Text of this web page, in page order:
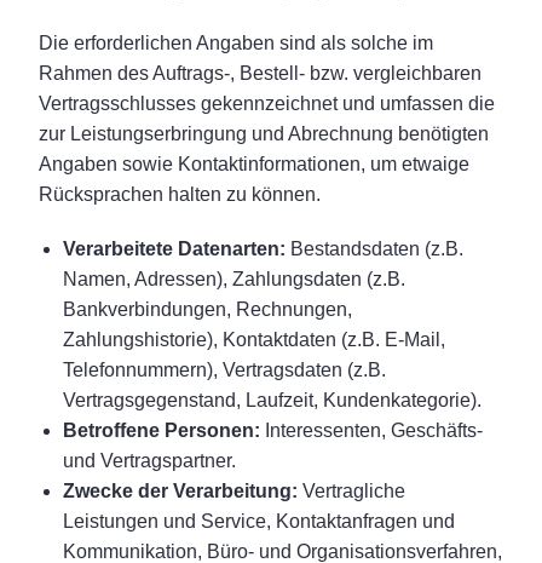
Die erforderlichen Angaben sind als solche im
Rahmen des Auftrags-, Bestell- bzw. vergleichbaren
Vertragsschlusses gekennzeichnet und umfassen die
zur Leistungserbringung und Abrechnung benötigten
Angaben sowie Kontaktinformationen, um etwaige
Rücksprachen halten zu können.
Verarbeitete Datenarten: Bestandsdaten (z.B.
Namen, Adressen), Zahlungsdaten (z.B.
Bankverbindungen, Rechnungen,
Zahlungshistorie), Kontaktdaten (z.B. E-Mail,
Telefonnummern), Vertragsdaten (z.B.
Vertragsgegenstand, Laufzeit, Kundenkategorie).
Betroffene Personen: Interessenten, Geschäfts-
und Vertragspartner.
Zwecke der Verarbeitung: Vertragliche
Leistungen und Service, Kontaktanfragen und
Kommunikation, Büro- und Organisationsverfahren,